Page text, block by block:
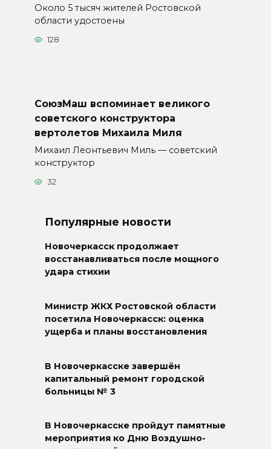
Около 5 тысяч жителей Ростовской
области удостоены
128
СоюзМаш вспоминает великого
советского конструктора
вертолетов Михаила Миля
Михаил Леонтьевич Миль — советский
конструктор
32
Популярные новости
Новочеркасск продолжает
восстанавливаться после мощного
удара стихии
Министр ЖКХ Ростовской области
посетила Новочеркасск: оценка
ущерба и планы восстановления
В Новочеркасске завершён
капитальный ремонт городской
больницы № 3
В Новочеркасске пройдут памятные
мероприятия ко Дню Воздушно-